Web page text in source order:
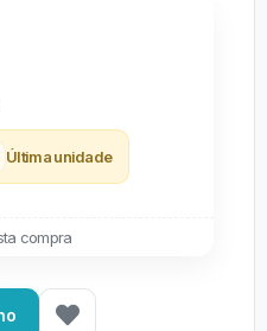
Última unidade
compra